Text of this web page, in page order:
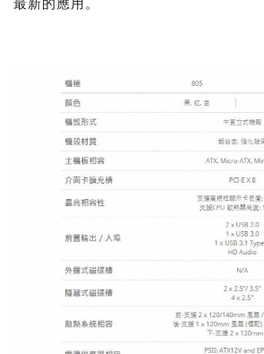
最新的應用。